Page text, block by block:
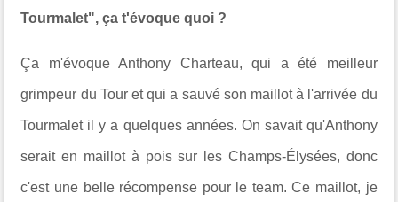
Tourmalet", ça t'évoque quoi ?
Ça m'évoque Anthony Charteau, qui a été meilleur
grimpeur du Tour et qui a sauvé son maillot à l'arrivée du
Tourmalet il y a quelques années. On savait qu'Anthony
serait en maillot à pois sur les Champs-Élysées, donc
c'est une belle récompense pour le team. Ce maillot, je